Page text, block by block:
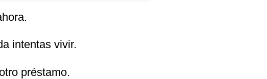
intentas vivir.
préstamo.